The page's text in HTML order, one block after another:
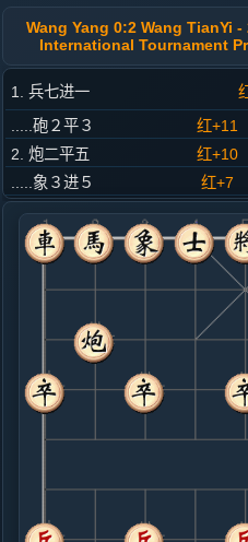
Wang Yang 0:2 Wang TianYi
International Tournament
1. 兵七进一
.....砲２平３
红+11
2. 炮二平五
红+10
.....象３进５
红+7
3. 马二进三
红+4
.....卒３进１
红+12
4. 车一平二
红+5
.....卒３进１
红+4
5. 马八进九
红+2
.....车９进１
6. 仕六进五
黑+5
.....车９平２
黑+4
7. 炮五进四
黑+13
8. 车九平八
黑+15
.....车２进５
黑+9